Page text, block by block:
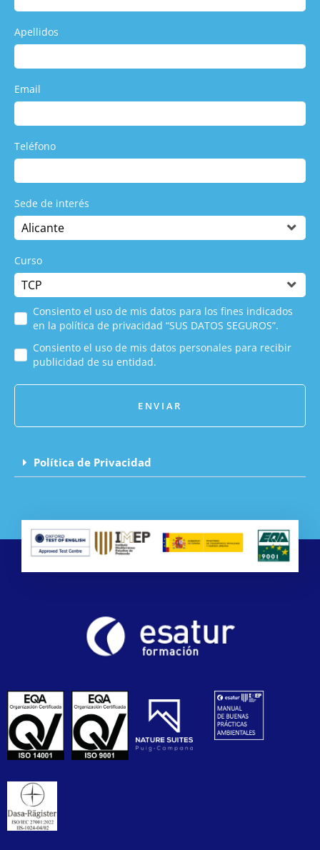
Apellidos
Email
Teléfono
Sede de interés
Curso
Consiento el uso de mis datos para los fines indicados
en la política de privacidad “SUS DATOS SEGUROS”.
Consiento el uso de mis datos personales para recibir
publicidad de su entidad.
ENVIAR
Política de Privacidad